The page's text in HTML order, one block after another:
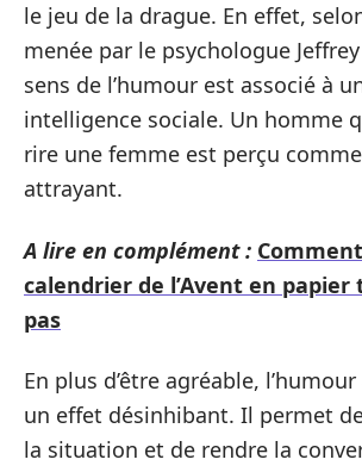
le jeu de la drague. En effet,
menée par le psychologue
sens de l’humour est associé à
intelligence sociale. Un homme
rire une femme est perçu
attrayant.
A lire en complément :
calendrier de l’Avent en
pas
En plus d’être agréable,
un effet désinhibant. Il permet
la situation et de rendre la